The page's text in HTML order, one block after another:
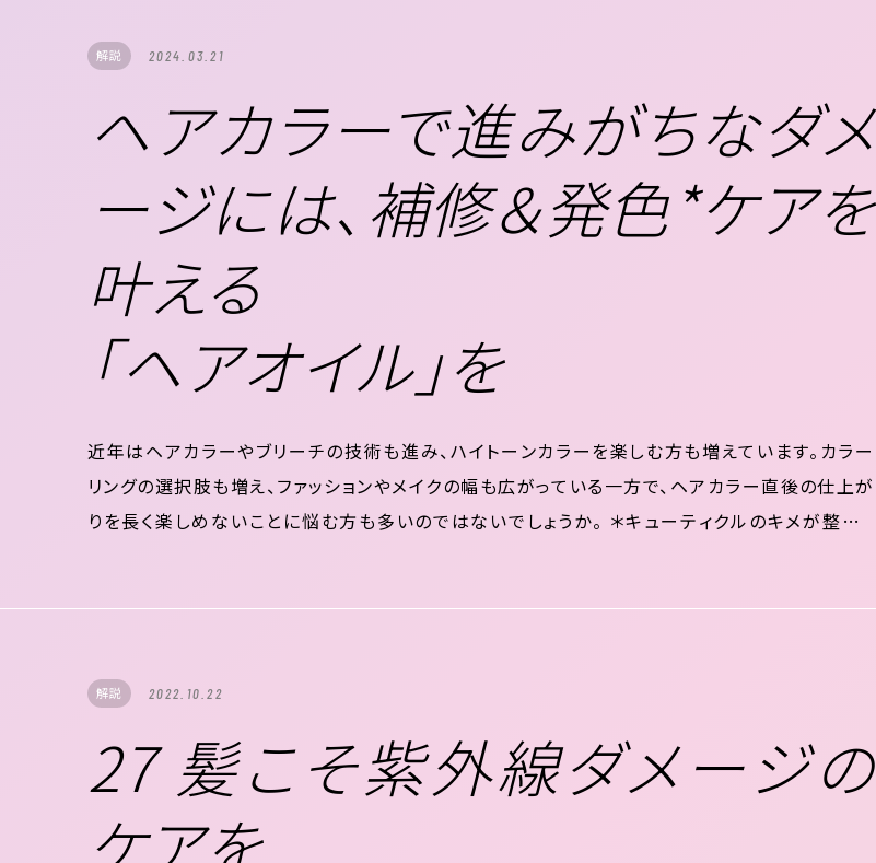
解説 2024.03.21
ヘアカラーで進みがちなダメ
ージには、補修＆発色*ケアを
叶える
「ヘアオイル」を
近年はヘアカラーやブリーチの技術も進み、ハイトーンカラーを楽しむ方も増えています。カラー
リングの選択肢も増え、ファッションやメイクの幅も広がっている一方で、ヘアカラー直後の仕上が
りを長く楽しめないことに悩む方も多いのではないでしょうか。 ＊キューティクルのキメが整うこ
解説 2022.10.22
27 髪こそ紫外線ダメージの
ケアを